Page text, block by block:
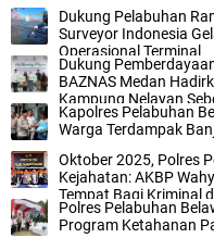
Dukung Pelabuhan
Surveyor Indonesia
Operasional Terminal
Dukung
BAZNAS Medan
Kampung Nelayan
Kapolres Pelabuhan
Warga Terdampak
Oktober 2025, Polres
Kejahatan: AKBP
Tempat Bagi Kriminal
Polres Pelabuhan
Program Ketahanan